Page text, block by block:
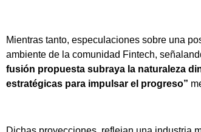
Mientras tanto, especulaciones sobre una
ambiente de la comunidad Fintech,
fusión propuesta subraya la naturaleza
estratégicas para impulsar el progreso”